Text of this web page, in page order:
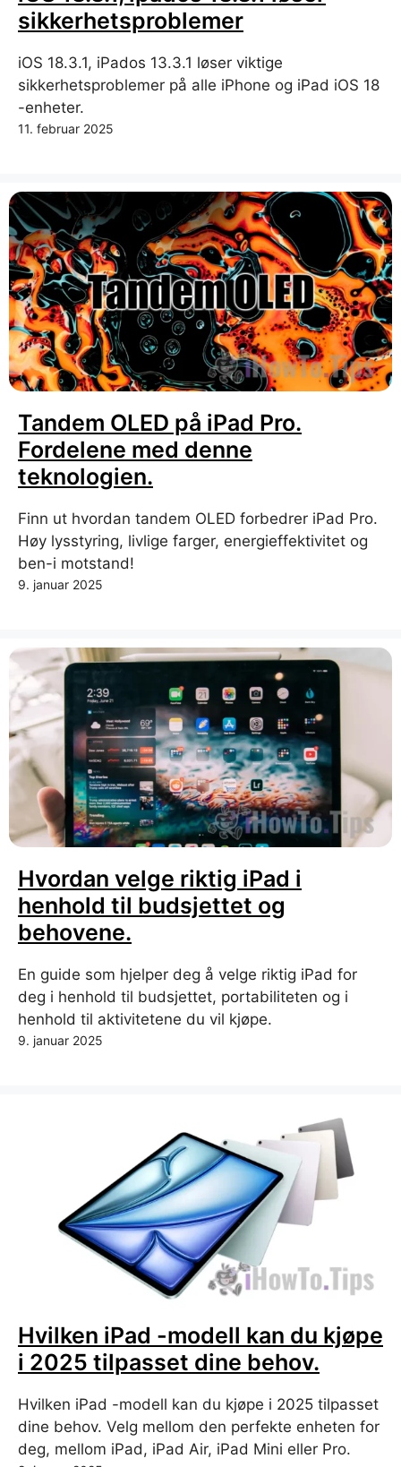
sikkerhetsproblemer
iOS 18.3.1, iPados 13.3.1 løser viktige
sikkerhetsproblemer på alle iPhone og iPad iOS 18
-enheter.
11. februar 2025
Tandem OLED på iPad Pro.
Fordelene med denne
teknologien.
Finn ut hvordan tandem OLED forbedrer iPad Pro.
Høy lysstyring, livlige farger, energieffektivitet og
ben-i motstand!
9. januar 2025
Hvordan velge riktig iPad i
henhold til budsjettet og
behovene.
En guide som hjelper deg å velge riktig iPad for
deg i henhold til budsjettet, portabiliteten og i
henhold til aktivitetene du vil kjøpe.
9. januar 2025
Hvilken iPad -modell kan du kjøpe
i 2025 tilpasset dine behov.
Hvilken iPad -modell kan du kjøpe i 2025 tilpasset
dine behov. Velg mellom den perfekte enheten for
deg, mellom iPad, iPad Air, iPad Mini eller Pro.